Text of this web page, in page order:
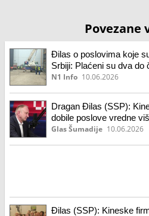
Povezane
Đilas o poslovima koje
Srbiji: Plaćeni su dva do
vrede u Kini i EU
N1 Info 10.06.2026
Dragan Đilas (SSP):
dobile poslove vredne
Glas Šumadije 10.06.2026
Đilas (SSP): Kineske